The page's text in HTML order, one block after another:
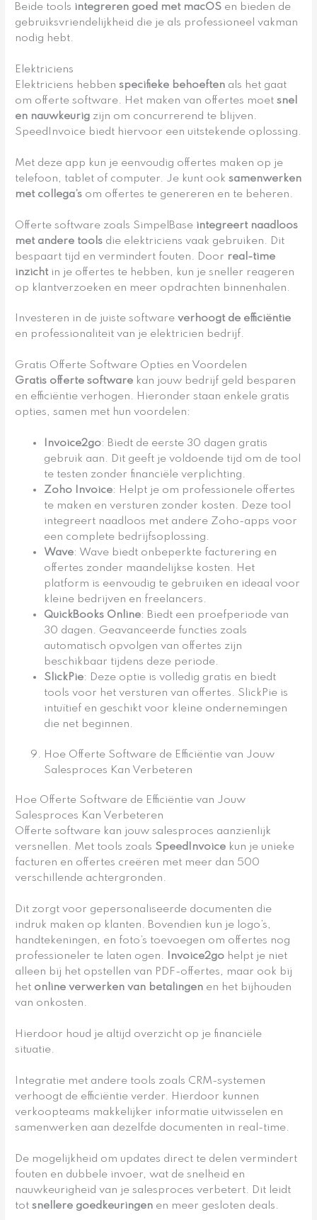
Beide tools integreren goed met macOS en bieden de
gebruiksvriendelijkheid die je als professioneel vakman
nodig hebt.
Elektriciens
Elektriciens hebbenspecifieke behoeften als het gaat
om offerte software. Het maken van offertes moetsnel
en nauwkeurig zijn om concurrerend te blijven.
SpeedInvoice biedt hiervoor een uitstekende oplossing.
Met deze app kun je eenvoudig offertes maken op je
telefoon, tablet of computer. Je kunt ooksamenwerken
met collega’s om offertes te genereren en te beheren.
Offerte software zoals SimpelBase integreert naadloos
met andere tools die elektriciens vaak gebruiken. Dit
bespaart tijd en vermindert fouten. Door real-time
inzichtin je offertes te hebben, kun je sneller reageren
op klantverzoeken en meer opdrachten binnenhalen.
Investeren in de juiste softwareverhoogt de efficiëntie
en professionaliteit van je elektricien bedrijf.
Gratis Offerte Software Opties en Voordelen
Gratis offerte software kan jouw bedrijf geld besparen
en efficiëntie verhogen. Hieronder staan enkele gratis
opties, samen met hun voordelen:
Invoice2go: Biedt de eerste 30 dagen gratis
gebruik aan. Dit geeft je voldoende tijd om de tool
te testen zonder financiële verplichting.
Zoho Invoice: Helpt je om professionele offertes
te maken en versturen zonder kosten. Deze tool
integreert naadloos met andere Zoho-apps voor
een complete bedrijfsoplossing.
Wave: Wave biedt onbeperkte facturering en
offertes zonder maandelijkse kosten. Het
platform is eenvoudig te gebruiken en ideaal voor
kleine bedrijven en freelancers.
QuickBooks Online: Biedt een proefperiode van
30 dagen. Geavanceerde functies zoals
automatisch opvolgen van offertes zijn
beschikbaar tijdens deze periode.
SlickPie: Deze optie is volledig gratis en biedt
tools voor het versturen van offertes. SlickPie is
intuïtief en geschikt voor kleine ondernemingen
die net beginnen.
Hoe Offerte Software de Efficiëntie van Jouw
Salesproces Kan Verbeteren
Hoe Offerte Software de Efficiëntie van Jouw
Salesproces Kan Verbeteren
Offerte software kan jouw salesproces aanzienlijk
versnellen. Met tools zoals SpeedInvoice kun je unieke
facturen en offertes creëren met meer dan 500
verschillende achtergronden.
Dit zorgt voor gepersonaliseerde documenten die
indruk maken op klanten. Bovendien kun je logo’s,
handtekeningen, en foto’s toevoegen om offertes nog
professioneler te laten ogen.
Invoice2go helpt je niet
alleen bij het opstellen van PDF-offertes, maar ook bij
het online verwerken van betalingen en het bijhouden
van onkosten.
Hierdoor houd je altijd overzicht op je financiële
situatie.
Integratie met andere tools zoals CRM-systemen
verhoogt de efficiëntie verder. Hierdoor kunnen
verkoopteams makkelijker informatie uitwisselen en
samenwerken aan dezelfde documenten in real-time.
De mogelijkheid om updates direct te delen vermindert
fouten en dubbele invoer, wat de snelheid en
nauwkeurigheid van je salesproces verbetert. Dit leidt
totsnellere goedkeuringen en meer gesloten deals.